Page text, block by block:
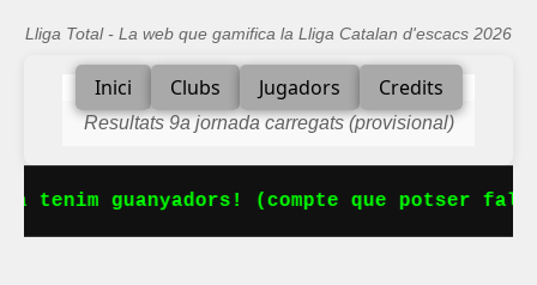
Lliga Total - La web que gamifica la Lliga Catalan d'escacs 2026
Inici Clubs Jugadors Credits
Resultats 9a jornada carregats (provisional)
tenim guanyadors! (compte que potser